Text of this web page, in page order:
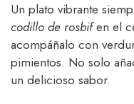
Un plato vibrante
codillo de rosbifen el
acompáñalo con
pimientos. No solo
un delicioso sabor.